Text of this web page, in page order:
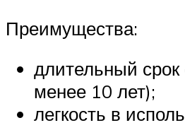
Преимущества:
длительный
менее 10 лет);
легкость в